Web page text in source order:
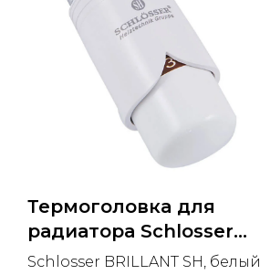
Термоголовка для
радиатора Schlosser
BRILLANT SH (Польша)
Schlosser BRILLANT SH, белый